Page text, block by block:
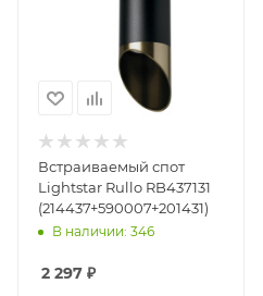
Встраиваемый спот
Lightstar Rullo RB437131
(214437+590007+201431)
В наличии: 346
2 297 ₽